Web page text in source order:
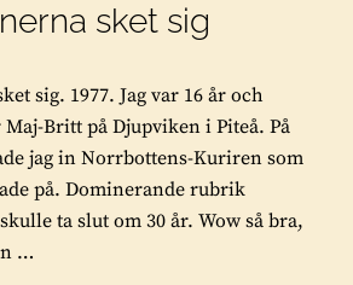
sket sig
sig. 1977. Jag var 16 år och
Britt på Djupviken i Piteå. På
jag in Norrbottens-Kuriren som
på. Dominerande rubrik
ta slut om 30 år. Wow så bra,
…